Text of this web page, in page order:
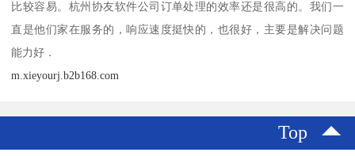
比较容易。杭州协友软件公司订单处理的效率还是很高的。我们一
直是他们家在服务的，响应速度挺快的，也很好，主要是解决问题
能力好．
m.xieyourj.b2b168.com
Top